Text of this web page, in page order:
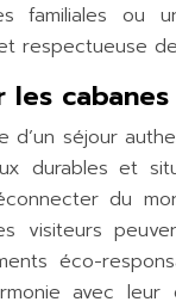
familiales ou
respectueuse de
séjour
durables et
du
visiteurs
éco-
avec leur